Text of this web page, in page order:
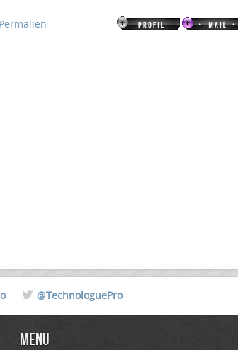
Permalien
@TechnologuePro
Menu